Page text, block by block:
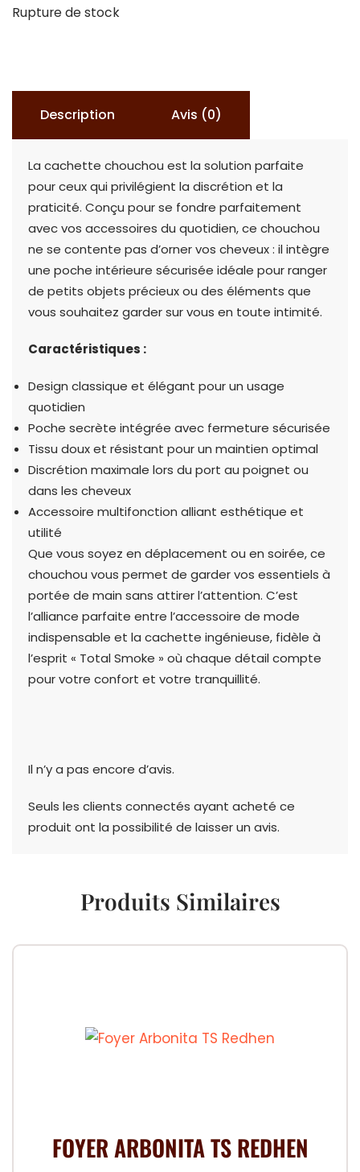
Rupture de stock
Description Avis (0)
La cachette chouchou est la solution parfaite
pour ceux qui privilégient la discrétion et la
praticité. Conçu pour se fondre parfaitement
avec vos accessoires du quotidien, ce chouchou
ne se contente pas d’orner vos cheveux : il intègre
une poche intérieure sécurisée idéale pour ranger
de petits objets précieux ou des éléments que
vous souhaitez garder sur vous en toute intimité.
Caractéristiques :
Design classique et élégant pour un usage
quotidien
Poche secrète intégrée avec fermeture sécurisée
Tissu doux et résistant pour un maintien optimal
Discrétion maximale lors du port au poignet ou
dans les cheveux
Accessoire multifonction alliant esthétique et
utilité
Que vous soyez en déplacement ou en soirée, ce
chouchou vous permet de garder vos essentiels à
portée de main sans attirer l’attention. C’est
l’alliance parfaite entre l’accessoire de mode
indispensable et la cachette ingénieuse, fidèle à
l’esprit « Total Smoke » où chaque détail compte
pour votre confort et votre tranquillité.
Il n’y a pas encore d’avis.
Seuls les clients connectés ayant acheté ce
produit ont la possibilité de laisser un avis.
Produits Similaires
FOYER ARBONITA TS REDHEN